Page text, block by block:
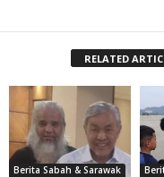
RELATED
Berita Sabah & Sarawak